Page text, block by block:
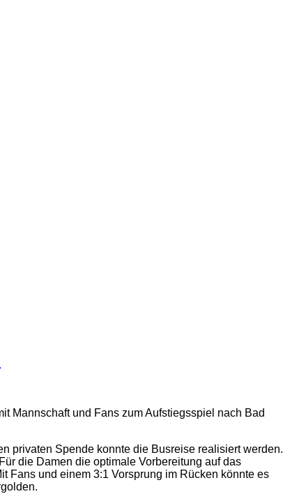
Mannschaft und Fans zum Aufstiegsspiel nach Bad
privaten Spende konnte die Busreise realisiert werden.
die Damen die optimale Vorbereitung auf das
Fans und einem 3:1 Vorsprung im Rücken könnte es